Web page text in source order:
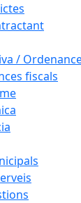
/
fiscals